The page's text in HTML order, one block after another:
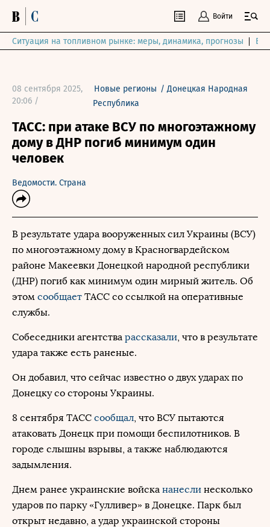
Войти
Ситуация на топливном рынке: меры, динамика, прогнозы
08 сентября 2025,
20:06 /
Новые регионы /Донецкая Народная
Республика
ТАСС: при атаке ВСУ по многоэтажному
дому в ДНР погиб минимум один
человек
Ведомости. Страна
В результате удара вооруженных сил Украины (ВСУ)
по многоэтажному дому в Красногвардейском
районе Макеевки Донецкой народной республики
(ДНР) погиб как минимум один мирный житель. Об
этом сообщает ТАСС со ссылкой на оперативные
службы.
Собеседники агентства рассказали, что в результате
удара также есть раненые.
Он добавил, что сейчас известно о двух ударах по
Донецку со стороны Украины.
8 сентября ТАСС сообщал, что ВСУ пытаются
атаковать Донецк при помощи беспилотников. В
городе слышны взрывы, а также наблюдаются
задымления.
Днем ранее украинские войска нанесли несколько
ударов по парку «Гулливер» в Донецке. Парк был
открыт недавно, а удар украинской стороны